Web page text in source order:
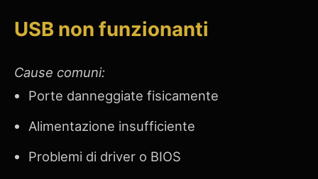
USB non funzionanti
Cause comuni:
Porte danneggiate fisicamente
Alimentazione insufficiente
Problemi di driver o BIOS